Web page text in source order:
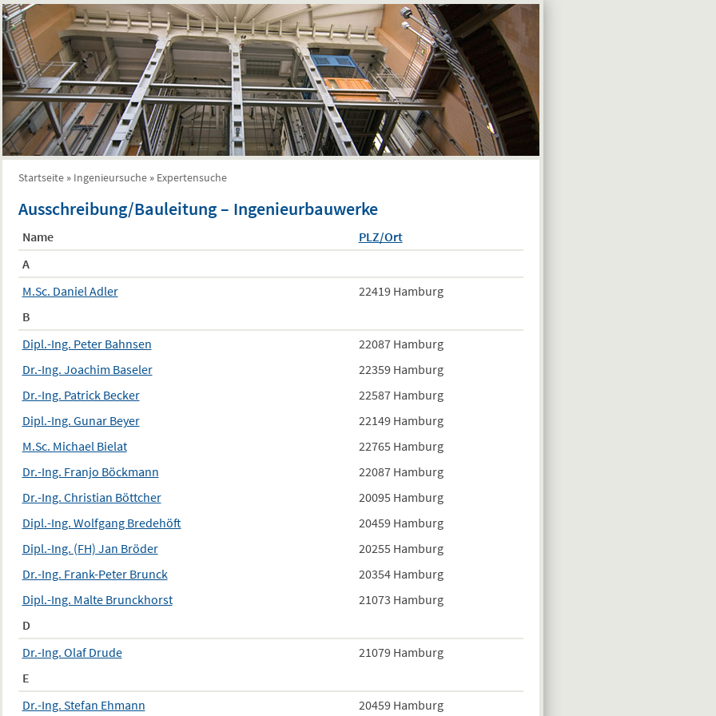
Sie sind hier
Startseite » Ingenieursuche » Expertensuche
Ausschreibung/Bauleitung – Ingenieurbauwerke
Name
PLZ/Ort
A
M.Sc. Daniel Adler
22419 Hamburg
B
Dipl.-Ing. Peter Bahnsen
22087 Hamburg
Dr.-Ing. Joachim Baseler
22359 Hamburg
Dr.-Ing. Patrick Becker
22587 Hamburg
Dipl.-Ing. Gunar Beyer
22149 Hamburg
M.Sc. Michael Bielat
22765 Hamburg
Dr.-Ing. Franjo Böckmann
22087 Hamburg
Dr.-Ing. Christian Böttcher
20095 Hamburg
Dipl.-Ing. Wolfgang Bredehöft
20459 Hamburg
Dipl.-Ing. (FH) Jan Bröder
20255 Hamburg
Dr.-Ing. Frank-Peter Brunck
20354 Hamburg
Dipl.-Ing. Malte Brunckhorst
21073 Hamburg
D
Dr.-Ing. Olaf Drude
21079 Hamburg
E
Dr.-Ing. Stefan Ehmann
20459 Hamburg